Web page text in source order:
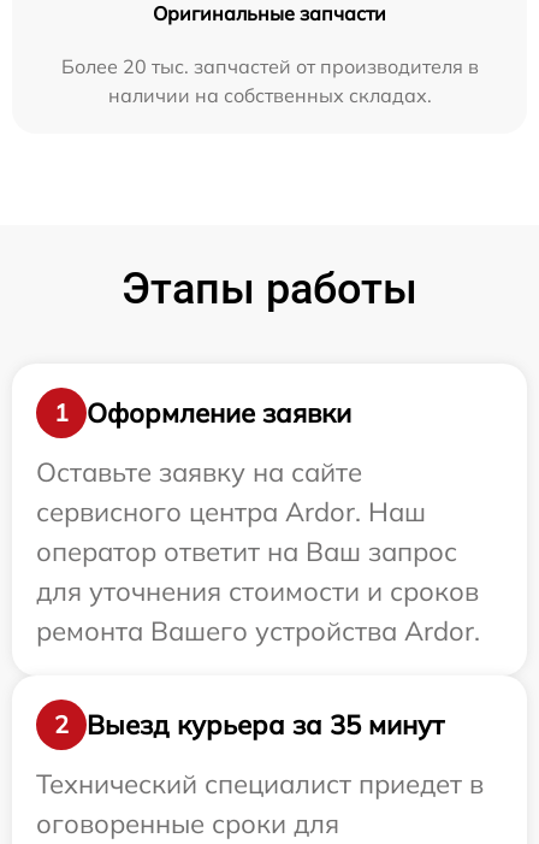
Оригинальные запчасти
Более 20 тыс. запчастей от производителя в
наличии на собственных складах.
Этапы работы
1
Оформление заявки
Оставьте заявку на сайте
сервисного центра Ardor. Наш
оператор ответит на Ваш запрос
для уточнения стоимости и сроков
ремонта Вашего устройства Ardor.
2
Выезд курьера за 35 минут
Технический специалист приедет в
оговоренные сроки для